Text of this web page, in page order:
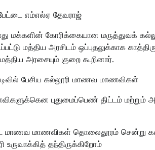
எம்எல்ஏ தேவராஜ்
மக்களின் கோரிக்கையான மருத்துவக்
மத்திய அரசிடம் ஒப்புதலுக்காக
அரசையும் குறை கூறினார்.
பேசிய கல்லூரி மாணவ மாணவிகள்
புதுமைப்பெண் திட்டம்
மாணவ மாணவிகள் தொலைதூரம் சென்று
தந்திருக்கிறோம்